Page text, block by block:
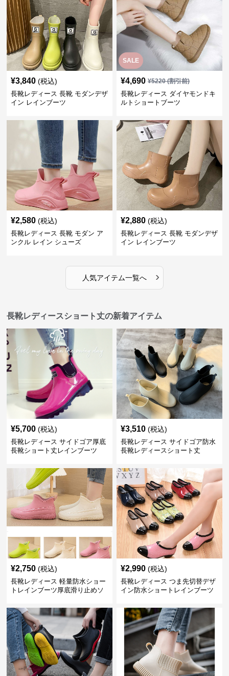
¥3,840 (税込)
長靴レディース 長靴 モダンデザ
イン レインブーツ
SALE
¥4,690 ¥5220(割引前)
長靴レディース ダイヤモンドキ
ルトショートブーツ
¥2,580 (税込)
長靴レディース 長靴 モダン ア
ンクル レイン シューズ
¥2,880 (税込)
長靴レディース 長靴 モダンデザ
イン レインブーツ
人気アイテム一覧へ ›
長靴レディースショート丈の新着アイテム
¥5,700 (税込)
長靴レディース サイドゴア厚底
長靴ショート丈レインブーツ
¥3,510 (税込)
長靴レディース サイドゴア防水
長靴レディースショート丈
¥2,750 (税込)
長靴レディース 軽量防水ショー
トレインブーツ厚底滑り止めソ
¥2,990 (税込)
長靴レディース つま先切替デザ
イン防水ショートレインブーツ